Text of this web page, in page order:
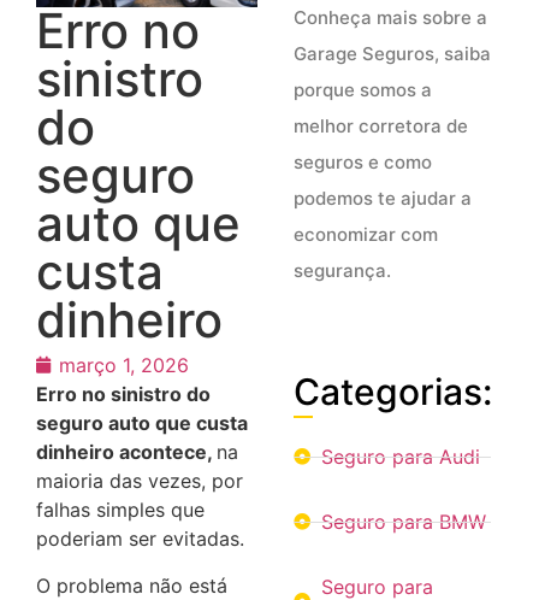
Erro no
sinistro
do
seguro
auto que
custa
dinheiro
março 1, 2026
Erro no sinistro do
seguro auto que custa
dinheiro acontece, na
maioria das vezes, por
falhas simples que
poderiam ser evitadas.
O problema não está
Conheça mais sobre a
Garage Seguros, saiba
porque somos a
melhor corretora de
seguros e como
podemos te ajudar a
economizar com
segurança.
Categorias:
Seguro para Audi
Seguro para BMW
Seguro para